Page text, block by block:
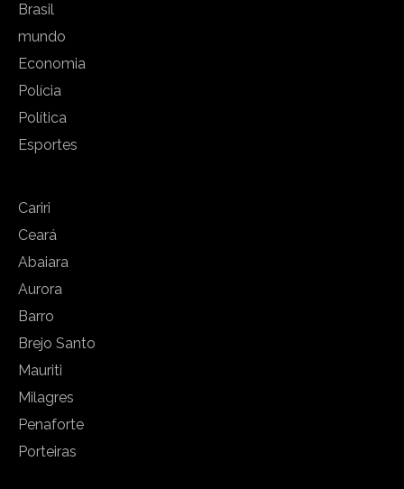
Brasil
mundo
Economia
Polícia
Política
Esportes
Cariri
Ceará
Abaiara
Aurora
Barro
Brejo Santo
Mauriti
Milagres
Penaforte
Porteiras